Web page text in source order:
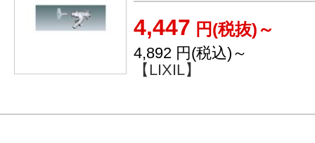
4,447 円(税抜)～
4,892 円(税込)～
【LIXIL】